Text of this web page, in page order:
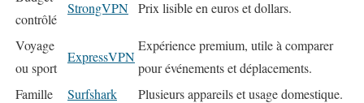
contrôlé
StrongVPN Prix lisible en euros et dollars.
Voyage
ou sport
ExpressVPN
Expérience premium, utile à comparer
pour événements et déplacements.
Famille
Surfshark
Plusieurs appareils et usage domestique.